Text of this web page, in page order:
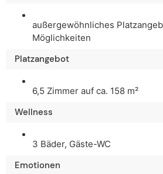
außergewöhnliches
Möglichkeiten
Platzangebot
6,5 Zimmer auf ca. 158 m²
Wellness
3 Bäder, Gäste-WC
Emotionen